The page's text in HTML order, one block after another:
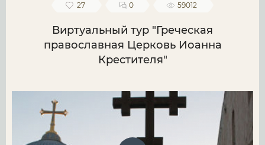
27 0 59012
Виртуальный тур "Греческая
православная Церковь Иоанна
Крестителя"